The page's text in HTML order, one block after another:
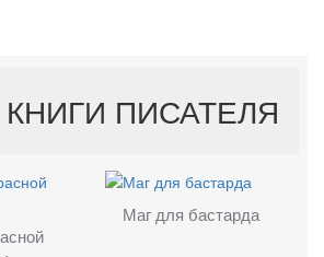
ПИСАТЕЛЯ
Маг для бастарда